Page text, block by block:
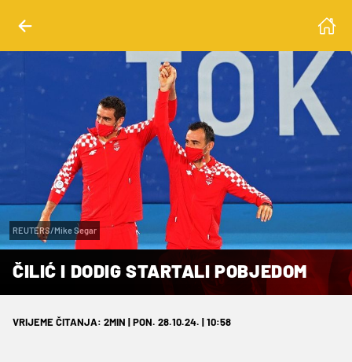
REUTERS/Mike Segar
ČILIĆ I DODIG STARTALI POBJEDOM
VRIJEME ČITANJA: 2MIN | PON. 28.10.24. | 10:58